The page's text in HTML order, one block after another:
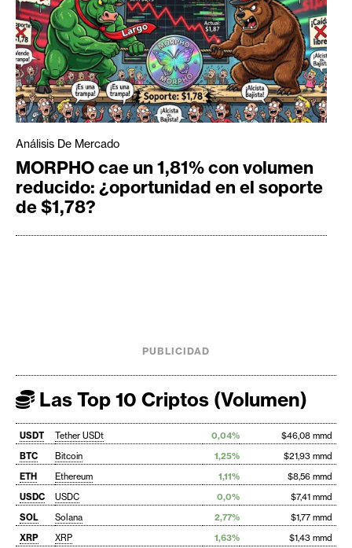
Análisis De Mercado
MORPHO cae un 1,81% con volumen
reducido: ¿oportunidad en el soporte
de $1,78?
PUBLICIDAD
Las Top 10 Criptos (Volumen)
USDT Tether USDt 0,04%
$46,08 mmd
BTC
Bitcoin 1,25%
$21,93 mmd
ETH
Ethereum 1,11%
$8,56 mmd
USDC
USDC 0,0%
$7,41 mmd
SOL
Solana 2,77%
$1,77 mmd
XRP
XRP 1,63%
$1,43 mmd